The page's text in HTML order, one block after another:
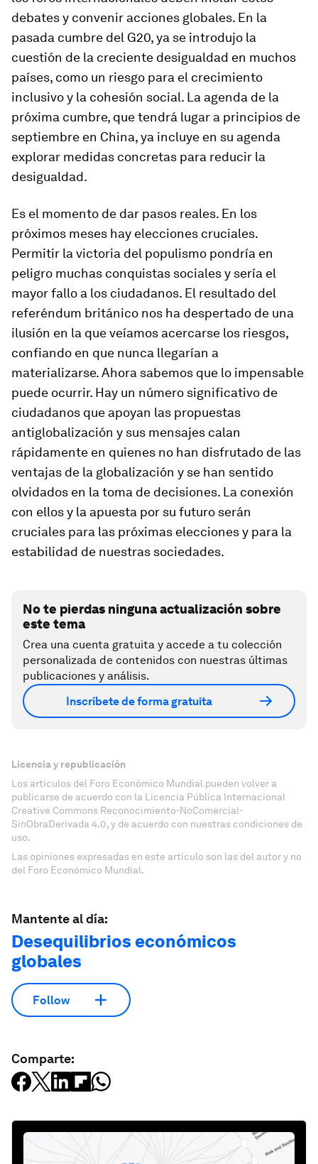
debates y convenir acciones globales. En la
pasada cumbre del G20, ya se introdujo la
cuestión de la creciente desigualdad en muchos
países, como un riesgo para el crecimiento
inclusivo y la cohesión social. La agenda de la
próxima cumbre, que tendrá lugar a principios de
septiembre en China, ya incluye en su agenda
explorar medidas concretas para reducir la
desigualdad.
Es el momento de dar pasos reales. En los
próximos meses hay elecciones cruciales.
Permitir la victoria del populismo pondría en
peligro muchas conquistas sociales y sería el
mayor fallo a los ciudadanos. El resultado del
referéndum británico nos ha despertado de una
ilusión en la que veíamos acercarse los riesgos,
confiando en que nunca llegarían a
materializarse. Ahora sabemos que lo impensable
puede ocurrir. Hay un número significativo de
ciudadanos que apoyan las propuestas
antiglobalización y sus mensajes calan
rápidamente en quienes no han disfrutado de las
ventajas de la globalización y se han sentido
olvidados en la toma de decisiones. La conexión
con ellos y la apuesta por su futuro serán
cruciales para las próximas elecciones y para la
estabilidad de nuestras sociedades.
No te pierdas ninguna actualización sobre
este tema
Crea una cuenta gratuita y accede a tu colección
personalizada de contenidos con nuestras últimas
publicaciones y análisis.
Inscríbete de forma gratuita
Licencia y republicación
Los artículos del Foro Económico Mundial pueden volver a
publicarse de acuerdo con la Licencia Pública Internacional
Creative Commons Reconocimiento-NoComercial-
SinObraDerivada 4.0, y de acuerdo con nuestras condiciones de
uso.
Las opiniones expresadas en este artículo son las del autor y no
del Foro Económico Mundial.
Mantente al día:
Desequilibrios económicos
globales
Follow
Comparte: